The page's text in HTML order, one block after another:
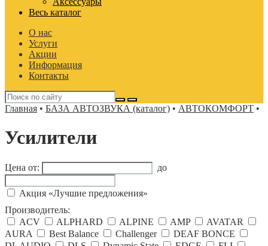
Весь каталог
О нас
Услуги
Акции
Информация
Контакты
Главная • БАЗА АВТОЗВУКА (каталог) • АВТОКОМФОРТ •
Усилители
Цена от: до
Акция «Лучшие предложения»
Производитель:
ACV
ALPHARD ALPINE AMP
AVATAR
AURA
Best Balance Challenger
DEAF BONCE